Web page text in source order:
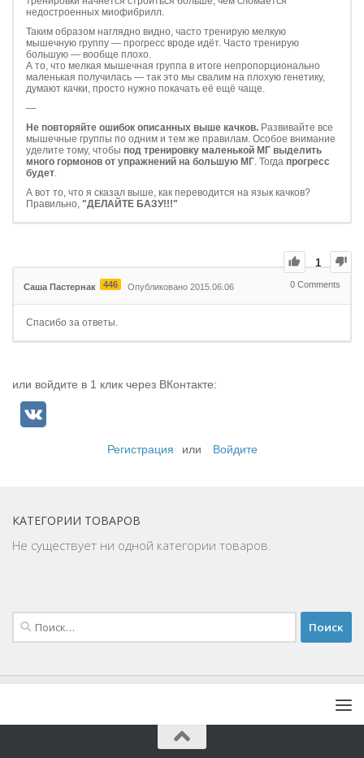
недостроенных миофибрилл.
Таким образом наглядно видно, часто тренирую мелкую
мышечную группу — прогресс вроде идёт. Часто тренирую
большую — вообще плохо.
А то, что мелкая мышечная группа в итоге непропорционально
маленькая получилась — так это мы свалим на плохую генетику,
думают качки, просто нужно покачать её ещё чаще.
—
Не повторяйте ошибок описанных выше качков. Развивайте все
мышечные группы по одним и тем же правилам. Особое внимание
уделите тому, чтобы под тренировку маленькой МГ выделить
много гормонов от упражнений на большую МГ. Тогда прогресс
будет.
А вот то, что я сказал выше, как переводится на язык качков?
Правильно, "ДЕЛАЙТЕ БАЗУ!!!"
1
Саша Пастернак 446 Опубликовано 2015.06.06 0 Comments
Спасибо за ответы.
или войдите в 1 клик через ВКонтакте:
Регистрация или Войдите
КАТЕГОРИИ ТОВАРОВ
Не существует ни одной категории товаров.